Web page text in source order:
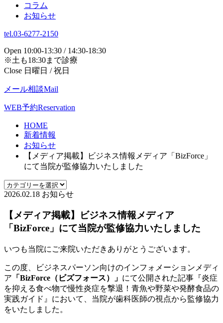
コラム
お知らせ
tel.03-6277-2150
Open 10:00-13:30 / 14:30-18:30
※土も18:30まで診療
Close 日曜日 / 祝日
メール相談Mail
WEB予約Reservation
HOME
新着情報
お知らせ
【メディア掲載】ビジネス情報メディア「BizForce」
にて当院が監修協力いたしました
2026.02.18 お知らせ
【メディア掲載】ビジネス情報メディア
「BizForce」にて当院が監修協力いたしました
いつも当院にご来院いただきありがとうございます。
この度、ビジネスパーソン向けのインフォメーションメディ
ア 「BizForce（ビズフォース）」 にて公開された記事『炎症
を抑える食べ物で慢性炎症を撃退！青魚や野菜や発酵食品の
実践ガイド』において、当院が歯科医師の視点から監修協力
をいたしました。